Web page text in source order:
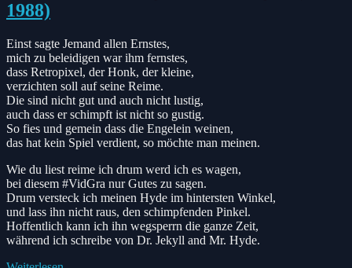
1988)
Einst sagte Jemand allen Ernstes,
mich zu beleidigen war ihm fernstes,
dass Retropixel, der Honk, der kleine,
verzichten soll auf seine Reime.
Die sind nicht gut und auch nicht lustig,
auch dass er schimpft ist nicht so gustig.
So fies und gemein dass die Engelein weinen,
das hat kein Spiel verdient, so möchte man meinen.
Wie du liest reime ich drum werd ich es wagen,
bei diesem #VidGra nur Gutes zu sagen.
Drum versteck ich meinen Hyde im hintersten Winkel,
und lass ihn nicht raus, den schimpfenden Pinkel.
Hoffentlich kann ich ihn wegsperrn die ganze Zeit,
während ich schreibe von Dr. Jekyll and Mr. Hyde.